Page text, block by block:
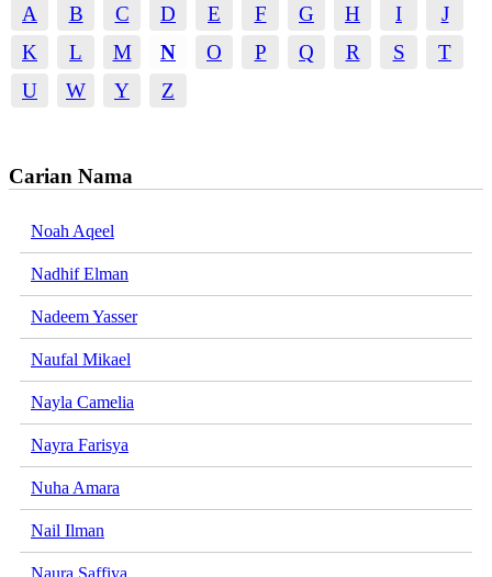
A B C D E F G H I
J
K
L M N O P Q R S
T
U
W Y Z
Carian Nama
Noah Aqeel
Nadhif Elman
Nadeem Yasser
Naufal Mikael
Nayla Camelia
Nayra Farisya
Nuha Amara
Nail Ilman
Naura Saffiya